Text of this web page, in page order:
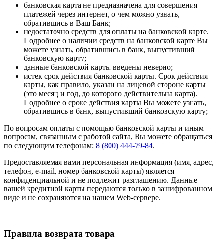
банковская карта не предназначена для совершения
платежей через интернет, о чем можно узнать,
обратившись в Ваш Банк;
недостаточно средств для оплаты на банковской карте.
Подробнее о наличии средств на банковской карте Вы
можете узнать, обратившись в банк, выпустивший
банковскую карту;
данные банковской карты введены неверно;
истек срок действия банковской карты. Срок действия
карты, как правило, указан на лицевой стороне карты
(это месяц и год, до которого действительна карта).
Подробнее о сроке действия карты Вы можете узнать,
обратившись в банк, выпустивший банковскую карту;
По вопросам оплаты с помощью банковской карты и иным
вопросам, связанным с работой сайта, Вы можете обращаться
по следующим телефонам: 8 (800) 444-79-84.
Предоставляемая вами персональная информация (имя, адрес,
телефон, e-mail, номер банковской карты) является
конфиденциальной и не подлежит разглашению. Данные
вашей кредитной карты передаются только в зашифрованном
виде и не сохраняются на нашем Web-сервере.
Правила возврата товара